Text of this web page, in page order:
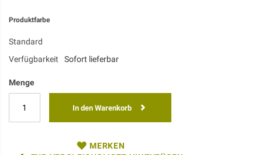
Produktfarbe
Standard
Verfügbarkeit
Sofort lieferbar
Menge
In den Warenkorb
MERKEN